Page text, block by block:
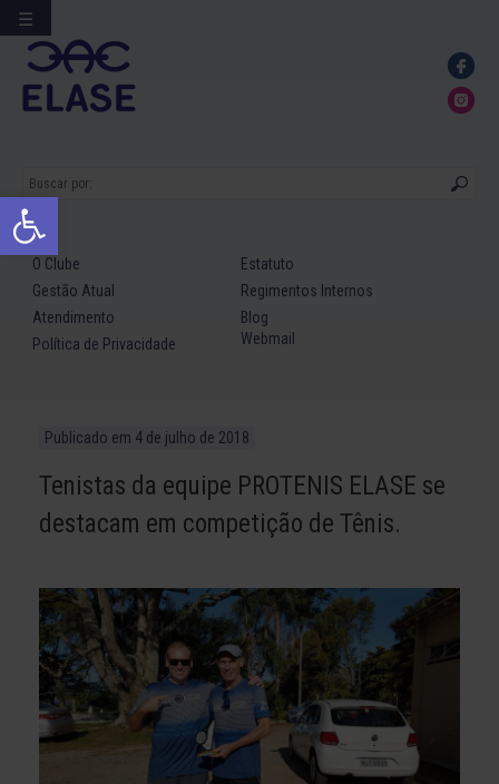
Abrir a barra de ferramentas
Ir
para
conteúdo
O Clube
Estatuto
Gestão Atual
Regimentos Internos
Atendimento
Blog
Política de Privacidade
Webmail
Publicado em 4 de julho de 2018
Tenistas da equipe PROTENIS ELASE se
destacam em competição de Tênis.
☰